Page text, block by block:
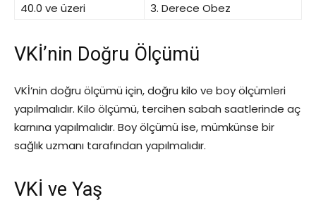
40.0 ve üzeri
3. Derece Obez
VKİ’nin Doğru Ölçümü
VKİ’nin doğru ölçümü için, doğru kilo ve boy ölçümleri
yapılmalıdır. Kilo ölçümü, tercihen sabah saatlerinde aç
karnına yapılmalıdır. Boy ölçümü ise, mümkünse bir
sağlık uzmanı tarafından yapılmalıdır.
VKİ ve Yaş